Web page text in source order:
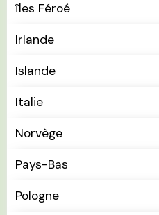
îles Féroé
Irlande
Islande
Italie
Norvège
Pays-Bas
Pologne